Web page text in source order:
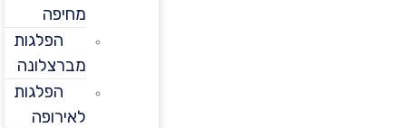
מחיפה
הפלגות
מברצלונה
הפלגות
לאירופה